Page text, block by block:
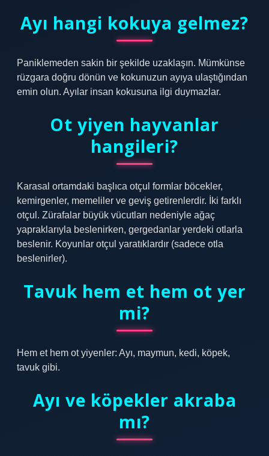
Ayı hangi kokuya gelmez?
Paniklemeden sakin bir şekilde uzaklaşın. Mümkünse
rüzgara doğru dönün ve kokunuzun ayıya ulaştığından
emin olun. Ayılar insan kokusuna ilgi duymazlar.
Ot yiyen hayvanlar
hangileri?
Karasal ortamdaki başlıca otçul formlar böcekler,
kemirgenler, memeliler ve geviş getirenlerdir. İki farklı
otçul. Zürafalar büyük vücutları nedeniyle ağaç
yapraklarıyla beslenirken, gergedanlar yerdeki otlarla
beslenir. Koyunlar otçul yaratıklardır (sadece otla
beslenirler).
Tavuk hem et hem ot yer
mi?
Hem et hem ot yiyenler: Ayı, maymun, kedi, köpek,
tavuk gibi.
Ayı ve köpekler akraba
mı?